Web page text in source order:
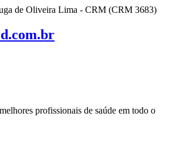
de Oliveira Lima - CRM (CRM 3683)
profissionais de saúde em todo o